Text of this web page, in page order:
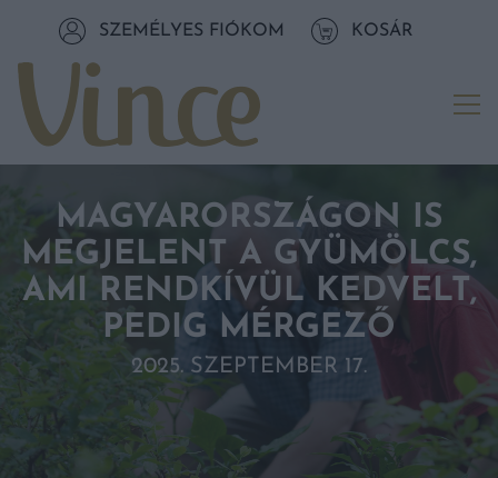
Tovább a tartalomhozSZEMÉLYES FIÓKOM KOSÁR
MAGYARORSZÁGON IS
MEGJELENT A GYÜMÖLCS,
AMI RENDKÍVÜL KEDVELT,
PEDIG MÉRGEZŐ
2025. SZEPTEMBER 17.